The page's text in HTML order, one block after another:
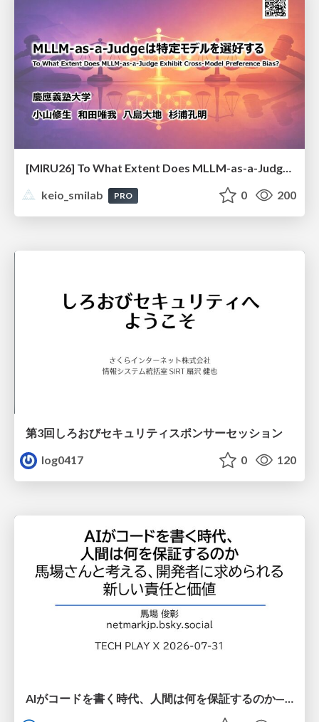
[MIRU26] To What Extent Does MLLM-as-a-Judge Exhibit Cross-Model Preference Bias?
keio_smilab
PRO 0 200
第3回しろおびセキュリティスポンサーセッション
log0417
0 120